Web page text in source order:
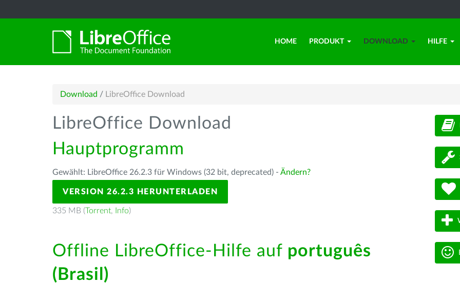
HOME PRODUKT DOWNLOAD HILFE
Download / LibreOffice Download
LibreOffice Download
Hauptprogramm
Gewählt: LibreOffice 26.2.3 für Windows (32 bit, deprecated) - Ändern?
VERSION 26.2.3 HERUNTERLADEN
335 MB (Torrent, Info)
Offline LibreOffice-Hilfe auf português
(Brasil)